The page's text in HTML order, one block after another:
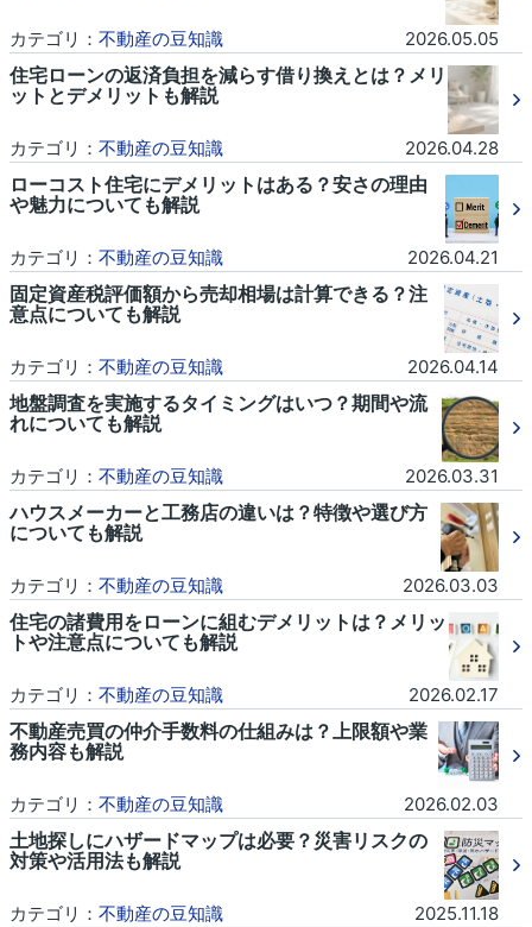
カテゴリ： 不動産の豆知識 2026.05.05
住宅ローンの返済負担を減らす借り換えとは？メリ
ットとデメリットも解説
カテゴリ： 不動産の豆知識 2026.04.28
ローコスト住宅にデメリットはある？安さの理由
や魅力についても解説
カテゴリ： 不動産の豆知識 2026.04.21
固定資産税評価額から売却相場は計算できる？注
意点についても解説
カテゴリ： 不動産の豆知識 2026.04.14
地盤調査を実施するタイミングはいつ？期間や流
れについても解説
カテゴリ： 不動産の豆知識 2026.03.31
ハウスメーカーと工務店の違いは？特徴や選び方
についても解説
カテゴリ： 不動産の豆知識 2026.03.03
住宅の諸費用をローンに組むデメリットは？メリッ
トや注意点についても解説
カテゴリ： 不動産の豆知識 2026.02.17
不動産売買の仲介手数料の仕組みは？上限額や業
務内容も解説
カテゴリ： 不動産の豆知識 2026.02.03
土地探しにハザードマップは必要？災害リスクの
対策や活用法も解説
カテゴリ： 不動産の豆知識 2025.11.18